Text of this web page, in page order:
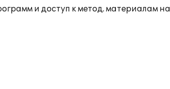
и доступ к метод. материалам на